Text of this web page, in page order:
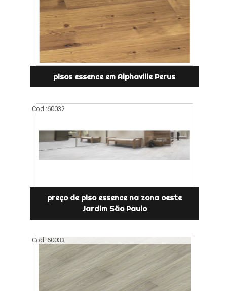
pisos essence em Alphaville Perus
Cod.:60032
preço de piso essence na zona oeste
Jardim São Paulo
Cod.:60033